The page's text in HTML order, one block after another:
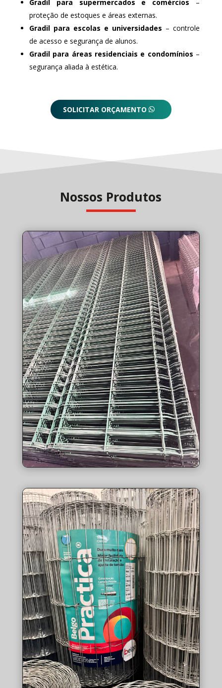
Gradil para supermercados e comércios –
proteção de estoques e áreas externas.
Gradil para escolas e universidades – controle
de acesso e segurança de alunos.
Gradil para áreas residenciais e condomínios –
segurança aliada à estética.
SOLICITAR ORÇAMENTO
Nossos Produtos